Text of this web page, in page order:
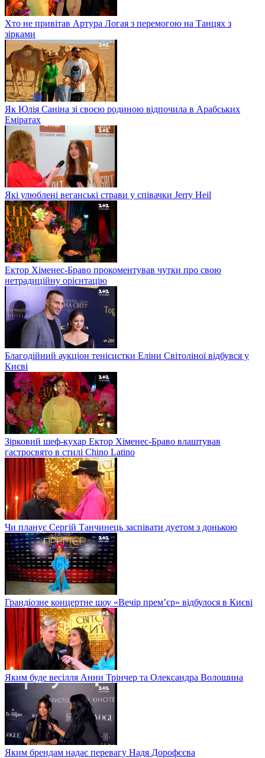
Хто не привітав Артура Логая з перемогою на Танцях з
зірками
Як Юлія Саніна зі своєю родиною відпочила в Арабських
Еміратах
Які улюблені веганські страви у співачки Jerry Heil
Ектор Хіменес-Браво прокоментував чутки про свою
нетрадиційну орієнтацію
Благодійний аукціон тенісистки Еліни Світоліної відбувся у
Києві
Зірковий шеф-кухар Ектор Хіменес-Браво влаштував
гастросвято в стилі Chino Latino
Чи планує Сергій Танчинець заспівати дуетом з донькою
Грандіозне концертне шоу «Вечір прем’єр» відбулося в Києві
Яким буде весілля Анни Трінчер та Олександра Волошина
Яким брендам надає перевагу Надя Дорофєєва